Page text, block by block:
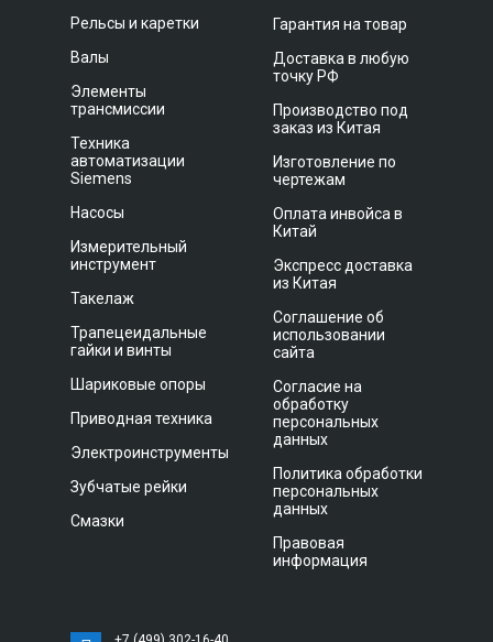
Рельсы и каретки
Валы
Элементы
трансмиссии
Техника
автоматизации
Siemens
Насосы
Измерительный
инструмент
Такелаж
Трапецеидальные
гайки и винты
Шариковые опоры
Приводная техника
Электроинструменты
Зубчатые рейки
Смазки
Гарантия на товар
Доставка в любую
точку РФ
Производство под
заказ из Китая
Изготовление по
чертежам
Оплата инвойса в
Китай
Экспресс доставка
из Китая
Соглашение об
использовании
сайта
Согласие на
обработку
персональных
данных
Политика обработки
персональных
данных
Правовая
информация